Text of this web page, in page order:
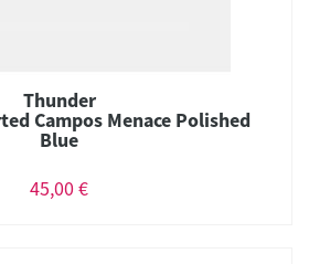
Thunder
Campos Menace Polished
Blue
45,00 €